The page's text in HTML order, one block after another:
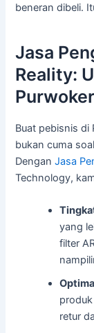
beneran dibeli.
Jasa
Reality:
Buat pebisnis di
bukan cuma
DenganJasa
Technology,
yang
filter
retur